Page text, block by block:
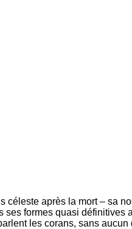
après la mort – sa
formes quasi
les corans, sans aucun